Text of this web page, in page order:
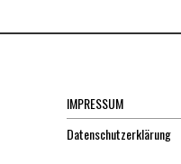
IMPRESSUM
Datenschutzerklärung